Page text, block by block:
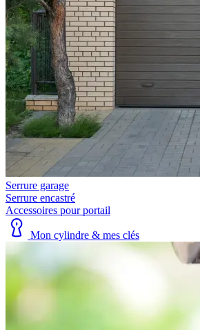
Serrure garage
Serrure encastré
Accessoires pour portail
Mon cylindre & mes clés